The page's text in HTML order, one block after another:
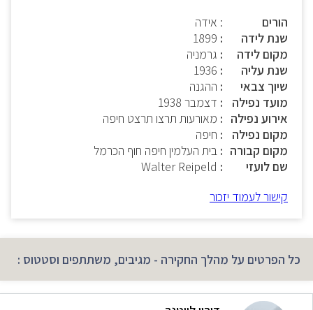
הורים
: אידה
שנת לידה
1899
מקום לידה
גרמניה
שנת עליה
1936
שיוך צבאי
ההגנה
מועד נפילה
דצמבר 1938
אירוע נפילה
מאורעות תרצו תרצט חיפה
מקום נפילה
חיפה
מקום קבורה
בית העלמין חיפה חוף הכרמל
שם לועזי
Walter Reipeld
קישור לעמוד יזכור
כל הפרטים על מהלך החקירה - מגיבים, משתתפים וסטטוס :